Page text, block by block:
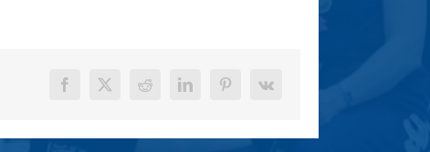
Facebook
X Reddit LinkedInPinterest
Vk